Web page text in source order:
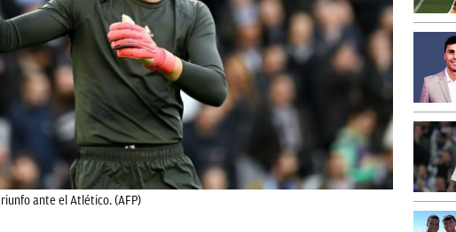
ante el Atlético. (AFP)